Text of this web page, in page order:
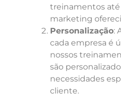
treinamentos até
marketing
Personalização:
cada empresa é
nossos
são
necessidades
cliente.